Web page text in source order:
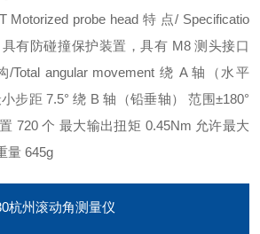
Motorized probe head 特 点/ Specificatio
有防碰撞保护装置，具有 M8 测头接口
Total angular movement 绕 A 轴（水平
步距 7.5° 绕 B 轴（铅垂轴） 范围±180°
720 个 最大输出扭矩 0.45Nm 允许最大
量 645g
杭州滚动角测量仪